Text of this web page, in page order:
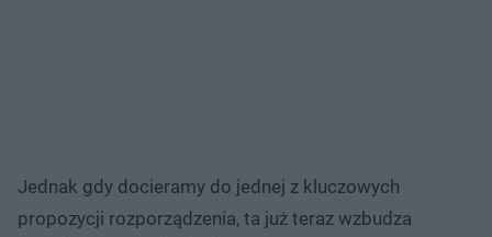
Jednak gdy docieramy do jednej z kluczowych
propozycji rozporządzenia, ta już teraz wzbudza